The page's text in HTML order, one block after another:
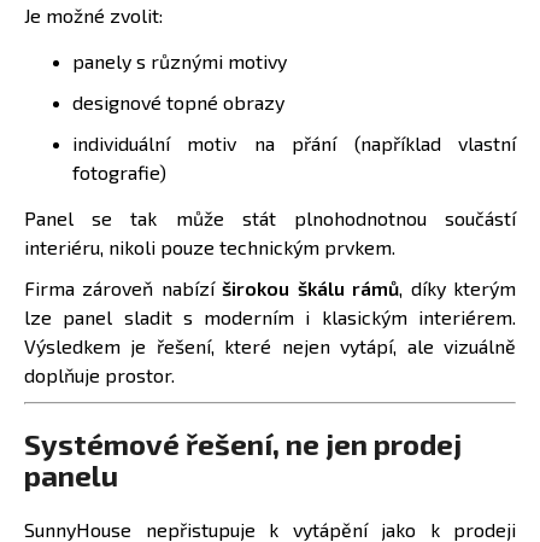
Je možné zvolit:
panely s různými motivy
designové topné obrazy
individuální motiv na přání (například vlastní
fotografie)
Panel se tak může stát plnohodnotnou součástí
interiéru, nikoli pouze technickým prvkem.
Firma zároveň nabízíširokou škálu rámů, díky kterým
lze panel sladit s moderním i klasickým interiérem.
Výsledkem je řešení, které nejen vytápí, ale vizuálně
doplňuje prostor.
Systémové řešení, ne jen prodej
panelu
SunnyHouse nepřistupuje k vytápění jako k prodeji